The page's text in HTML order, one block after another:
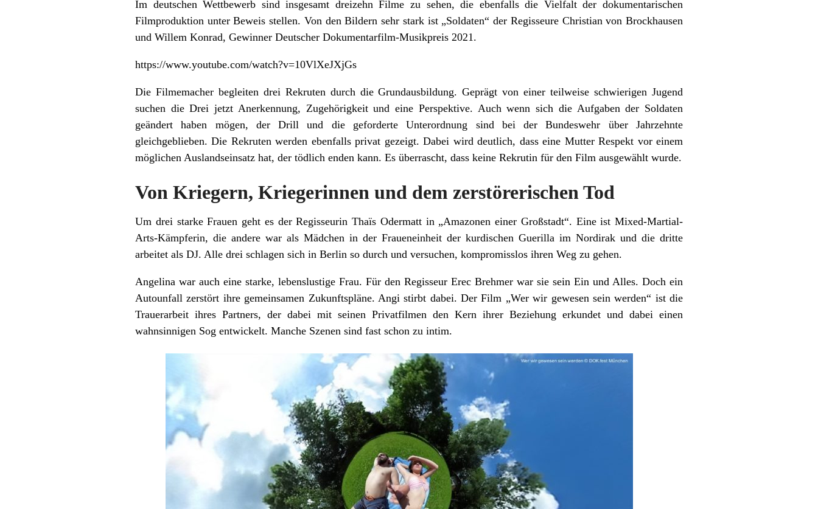
Im deutschen Wettbewerb sind insgesamt dreizehn Filme zu sehen, die ebenfalls die Vielfalt der dokumentarischen
Filmproduktion unter Beweis stellen. Von den Bildern sehr stark ist „Soldaten“ der Regisseure Christian von Brockhausen
und Willem Konrad, Gewinner Deutscher Dokumentarfilm-Musikpreis 2021.
https://www.youtube.com/watch?v=10VlXeJXjGs
Die Filmemacher begleiten drei Rekruten durch die Grundausbildung. Geprägt von einer teilweise schwierigen Jugend
suchen die Drei jetzt Anerkennung, Zugehörigkeit und eine Perspektive. Auch wenn sich die Aufgaben der Soldaten
geändert haben mögen, der Drill und die geforderte Unterordnung sind bei der Bundeswehr über Jahrzehnte
gleichgeblieben. Die Rekruten werden ebenfalls privat gezeigt. Dabei wird deutlich, dass eine Mutter Respekt vor einem
möglichen Auslandseinsatz hat, der tödlich enden kann. Es überrascht, dass keine Rekrutin für den Film ausgewählt wurde.
Von Kriegern, Kriegerinnen und dem zerstörerischen Tod
Um drei starke Frauen geht es der Regisseurin Thaïs Odermatt in „Amazonen einer Großstadt“. Eine ist Mixed-Martial-
Arts-Kämpferin, die andere war als Mädchen in der Fraueneinheit der kurdischen Guerilla im Nordirak und die dritte
arbeitet als DJ. Alle drei schlagen sich in Berlin so durch und versuchen, kompromisslos ihren Weg zu gehen.
Angelina war auch eine starke, lebenslustige Frau. Für den Regisseur Erec Brehmer war sie sein Ein und Alles. Doch ein
Autounfall zerstört ihre gemeinsamen Zukunftspläne. Angi stirbt dabei. Der Film „Wer wir gewesen sein werden“ ist die
Trauerarbeit ihres Partners, der dabei mit seinen Privatfilmen den Kern ihrer Beziehung erkundet und dabei einen
wahnsinnigen Sog entwickelt. Manche Szenen sind fast schon zu intim.